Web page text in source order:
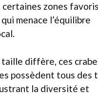
certaines zones
menace l’équilibre
taille diffère, ces
possèdent tous des
la diversité et